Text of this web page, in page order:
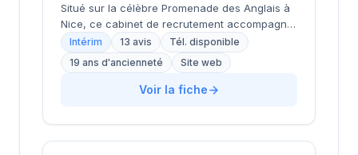
Situé sur la célèbre Promenade des Anglais à
Nice, ce cabinet de recrutement accompagne
les entreprises locales dans leurs recherches
de profils qualifiés. La structure propose des
solutions de recrutement adaptées aux
besoins spécifiques du tissu économique
Intérim 13 avis
Tél. disponible
19 ans d'ancienneté
Site web
Voir la fiche